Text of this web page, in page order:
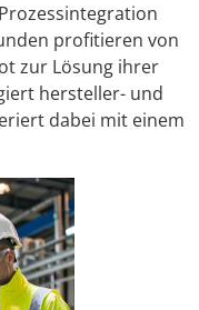
profitieren von
zur Lösung ihrer
hersteller- und
dabei mit einem